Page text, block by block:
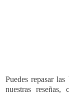
Puedes repasar
nuestras